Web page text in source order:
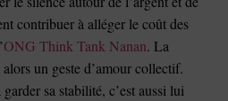
contribuer à alléger le coût des
ONG Think Tank Nanan. La
un geste d’amour collectif.
sa stabilité, c’est aussi lui